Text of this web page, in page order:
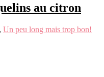
au citron
, Un peu long mais trop bon!